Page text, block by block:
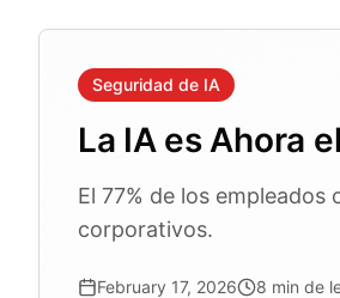
Seguridad de IA
La IA es Ahora
El 77% de los
corporativos.
February 17, 2026 8 min de